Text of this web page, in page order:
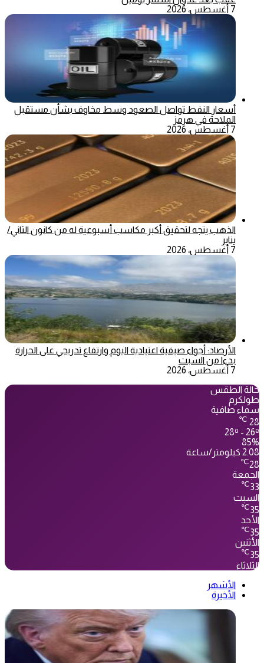
7 أغسطس، 2026
أسعار النفط تواصل الصعود وسط مخاوف بشأن مستقبل
الملاحة في هرمز
7 أغسطس، 2026
الذهب يتجه لتحقيق أكبر مكاسب أسبوعية له من كانون الثاني/
يناير
7 أغسطس، 2026
الأرصاد: أجواء صيفية اعتيادية اليوم وارتفاع تدريجي على الحرارة
بدءا من السبت
7 أغسطس، 2026
حالة الطقس
طولكرم
سماء صافية
28
℃
28º - 26º
85%
2.08 كيلومتر/ساعة
28
℃
الجمعة
33
℃
السبت
35
℃
الأحد
35
℃
الأثنين
35
℃
الثلاثاء
الأشهر
الأخيرة